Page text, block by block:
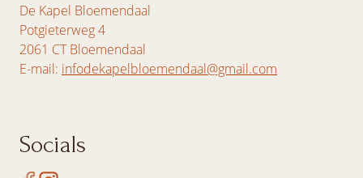
De Kapel Bloemendaal
Potgieterweg 4
2061 CT Bloemendaal
E-mail: infodekapelbloemendaal@gmail.com
Socials